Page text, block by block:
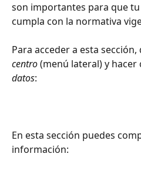
son importantes para que
cumpla con la normativa
Para acceder a esta
centro (menú lateral) y hacer
datos:
En esta sección puedes
información: